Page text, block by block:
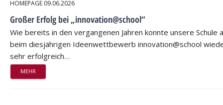
HOMEPAGE 09.06.2026
Großer Erfolg bei „innovation@school“
Wie bereits in den vergangenen Jahren konnte unsere Schule
beim diesjährigen Ideenwettbewerb innovation@school
sehr erfolgreich…
MEHR